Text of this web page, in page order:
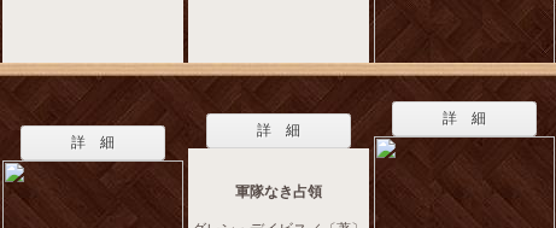
詳 細
詳 細
軍隊なき占領
詳 細